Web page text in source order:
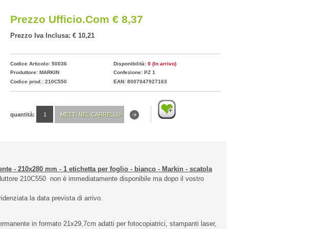
Prezzo Ufficio.com € 8,37
Prezzo Iva Inclusa: € 10,21
Codice Articolo: 50036 Disponibilità: 0 (In arrivo)
Produttore: MARKIN
Confezione: PZ 1
Codice prod.: 210C550
EAN: 8007047927163
quantità:
- 210x280 mm - 1 etichetta per foglio - bianco - Markin - scatola
210C550 non è immediatamente disponibile ma dopo il vostro
la data prevista di arrivo.
in formato 21x29,7cm adatti per fotocopiatrici, stampanti laser,